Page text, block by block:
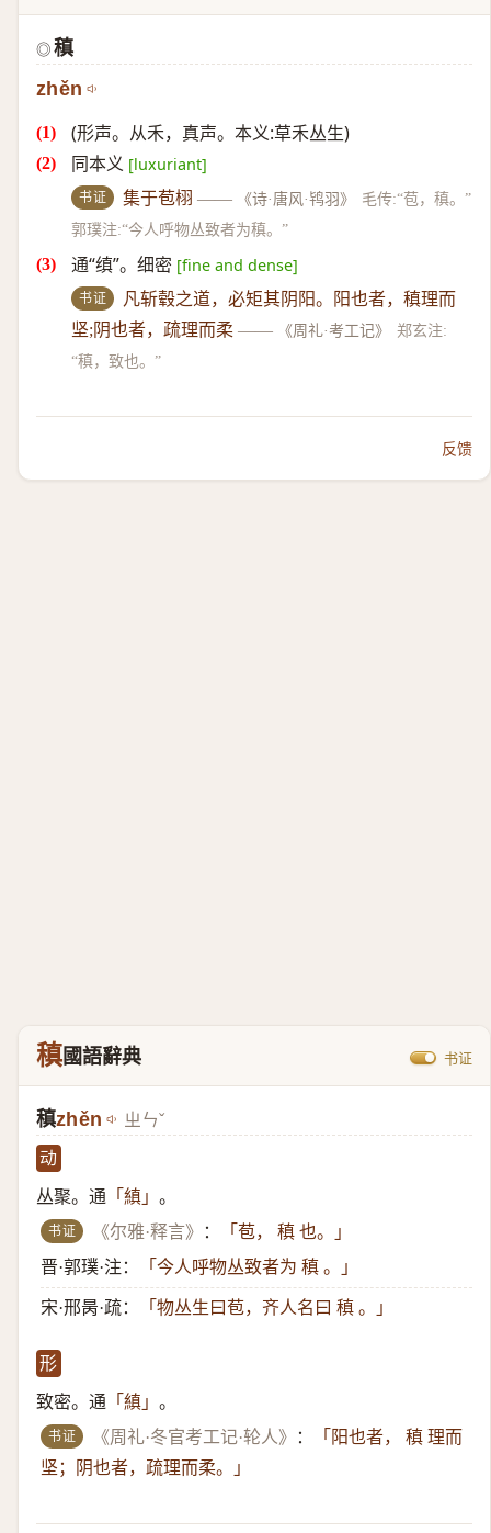
◎ 稹
zhěn
(形声。从禾，真声。本义:草禾丛生)
同本义 [luxuriant]
书证 集于苞栩 —— 《诗·唐风·鸨羽》
毛传:“苞，稹。”
郭璞注:“今人呼物丛致者为稹。”
通“缜”。细密 [fine and dense]
书证
凡斩毂之道，必矩其阴阳。阳也者，稹理而
坚;阴也者，疏理而柔 —— 《周礼·考工记》
郑玄注:
“稹，致也。”
反馈
稹國語辭典 书证
稹zhěn ㄓㄣˇ
动
丛聚。通 「縝」 。
书证 《尔雅·释言》 ：
「苞， 稹 也。」
晋·郭璞·注：
「今人呼物丛致者为 稹 。」
宋·邢昺·疏： 「物丛生曰苞，齐人名曰 稹 。」
形
致密。通 「縝」 。
书证 《周礼·冬官考工记·轮人》 ：
「阳也者， 稹 理而
坚；阴也者，疏理而柔。」